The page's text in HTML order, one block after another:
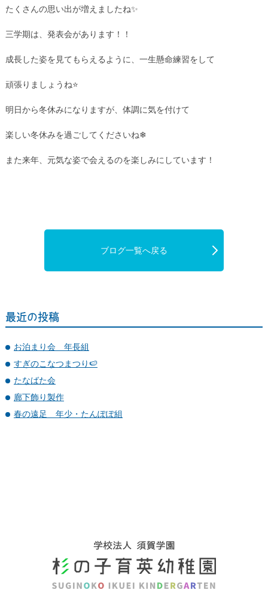
たくさんの思い出が増えましたね✨
三学期は、発表会があります！！
成長した姿を見てもらえるように、一生懸命練習をして
頑張りましょうね⭐
明日から冬休みになりますが、体調に気を付けて
楽しい冬休みを過ごしてくださいね❄
また来年、元気な姿で会えるのを楽しみにしています！
ブログ一覧へ戻る
最近の投稿
お泊まり会 年長組
すぎのこなつまつり🍉
たなばた会
廊下飾り製作
春の遠足 年少・たんぽぽ組